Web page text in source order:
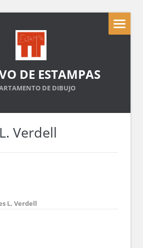
DE ESTAMPAS
DE DIBUJO
Verdell
L. Verdell